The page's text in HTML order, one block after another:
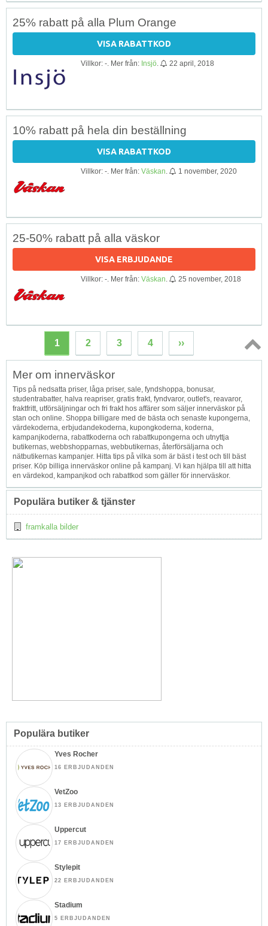
25% rabatt på alla Plum Orange
VISA RABATTKOD
Villkor: -. Mer från: Insjö 22 april, 2018
10% rabatt på hela din beställning
VISA RABATTKOD
Villkor: -. Mer från: Väskan 1 november, 2020
25-50% rabatt på alla väskor
VISA ERBJUDANDE
Villkor: -. Mer från: Väskan 25 november, 2018
1 2 3 4 ››
Topp
Mer om innerväskor
Tips på nedsatta priser, låga priser, sale, fyndshoppa, bonusar,
studentrabatter, halva reapriser, gratis frakt, fyndvaror, outlet's, reavaror,
fraktfritt, utförsäljningar och fri frakt hos affärer som säljer innerväskor på
stan och online. Shoppa billigare med de bästa och senaste kupongerna,
värdekoderna, erbjudandekoderna, kupongkoderna, koderna,
kampanjkoderna, rabattkoderna och rabattkupongerna och utnyttja
butikernas, webbshopparnas, webbutikernas, återförsäljarna och
nätbutikernas kampanjer. Hitta tips på vilka som är bäst i test och till bäst
priser. Köp billiga innerväskor online på kampanj. Vi kan hjälpa till att hitta
en värdekod, kampanjkod och rabattkod som gäller för innerväskor.
Populära butiker & tjänster
framkalla bilder
Populära butiker
Yves Rocher
16 ERBJUDANDEN
VetZoo
13 ERBJUDANDEN
Uppercut
17 ERBJUDANDEN
Stylepit
22 ERBJUDANDEN
Stadium
5 ERBJUDANDEN